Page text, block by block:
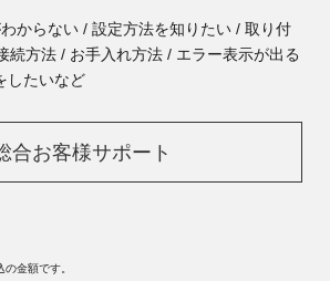
からない / 設定方法を知りたい / 取り付
続方法 / お手入れ方法 / エラー表示が出る
したいなど
合お客様サポート
金額です。